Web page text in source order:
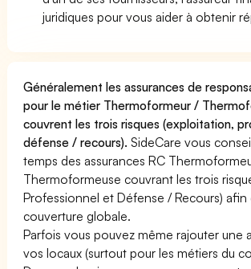
juridiques pour vous aider à obtenir
Généralement les assurances de
pour le métier Thermoformeur /
couvrent les trois risques (exploitation,
défense / recours). SideCare vous
temps des assurances RC
Thermoformeuse couvrant les trois
Professionnel et Défense / Recours) afin
couverture globale.
Parfois vous pouvez même rajouter une
vos locaux (surtout pour les métiers du